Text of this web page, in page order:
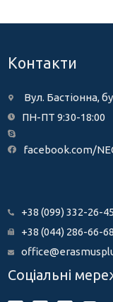
Контакти
Вул. Бастіонна,
ПН-ПТ 9:30-18:00
facebook.com/
+38 (099) 332-26-45
+38 (044) 286-66-68
Соціальні